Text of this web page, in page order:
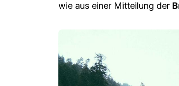
wie aus einer Mitteilung der